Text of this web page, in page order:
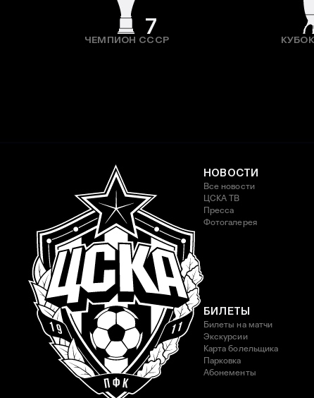
7
ЧЕМПИОН СССР
НОВОСТИ
Все новости
ЦСКА ТВ
Пресса
Фотогалерея
БИЛЕТЫ
Билеты на матчи
Экскурсии
Карта болельщика
Парковка
Абонементы